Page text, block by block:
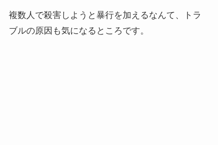
複数人で殺害しようと暴行を加えるなんて、トラ
ブルの原因も気になるところです。